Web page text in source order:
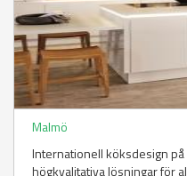
Malmö
Internationell köksdesign
högkvalitativa lösningar för